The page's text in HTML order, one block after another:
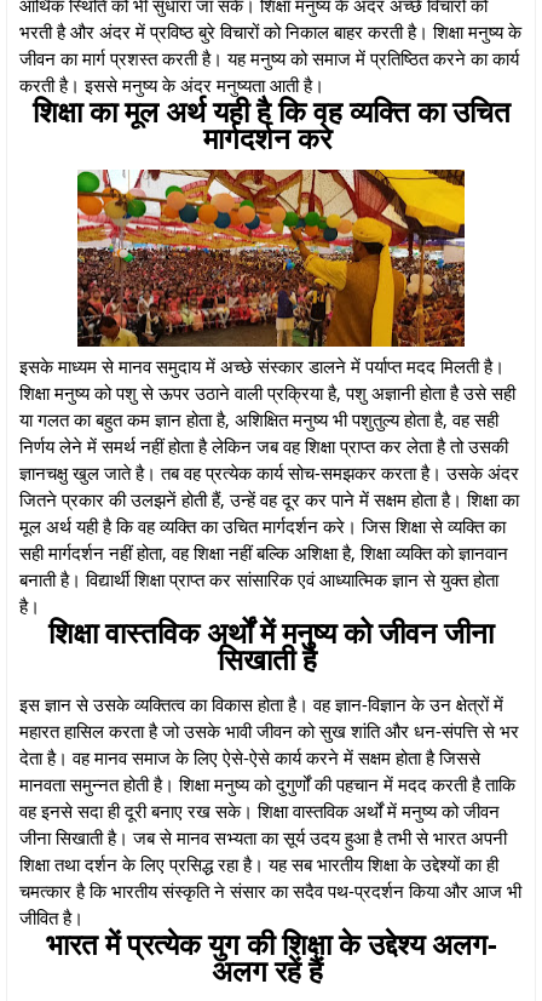
भरती है और अंदर में प्रविष्ठ बुरे विचारों को निकाल बाहर करती है। शिक्षा मनुष्य के
जीवन का मार्ग प्रशस्त करती है। यह मनुष्य को समाज में प्रतिष्ठित करने का कार्य
करती है। इससे मनुष्य के अंदर मनुष्यता आती है।
शिक्षा का मूल अर्थ यही है कि वह व्यक्ति का उचित
मार्गदर्शन करे
इसके माध्यम से मानव समुदाय में अच्छे संस्कार डालने में पर्याप्त मदद मिलती है।
शिक्षा मनुष्य को पशु से ऊपर उठाने वाली प्रक्रिया है, पशु अज्ञानी होता है उसे सही
या गलत का बहुत कम ज्ञान होता है, अशिक्षित मनुष्य भी पशुतुल्य होता है, वह सही
निर्णय लेने में समर्थ नहीं होता है लेकिन जब वह शिक्षा प्राप्त कर लेता है तो उसकी
ज्ञानचक्षु खुल जाते है। तब वह प्रत्येक कार्य सोच-समझकर करता है। उसके अंदर
जितने प्रकार की उलझनें होती हैं, उन्हें वह दूर कर पाने में सक्षम होता है। शिक्षा का
मूल अर्थ यही है कि वह व्यक्ति का उचित मार्गदर्शन करे। जिस शिक्षा से व्यक्ति का
सही मार्गदर्शन नहीं होता, वह शिक्षा नहीं बल्कि अशिक्षा है, शिक्षा व्यक्ति को ज्ञानवान
बनाती है। विद्यार्थी शिक्षा प्राप्त कर सांसारिक एवं आध्यात्मिक ज्ञान से युक्त होता
है।
शिक्षा वास्तविक अर्थों में मनुष्य को जीवन जीना
सिखाती है
इस ज्ञान से उसके व्यक्तित्व का विकास होता है। वह ज्ञान-विज्ञान के उन क्षेत्रों में
महारत हासिल करता है जो उसके भावी जीवन को सुख शांति और धन-संपत्ति से भर
देता है। वह मानव समाज के लिए ऐसे-ऐसे कार्य करने में सक्षम होता है जिससे
मानवता समुन्नत होती है। शिक्षा मनुष्य को दुगुर्णों की पहचान में मदद करती है ताकि
वह इनसे सदा ही दूरी बनाए रख सके। शिक्षा वास्तविक अर्थों में मनुष्य को जीवन
जीना सिखाती है। जब से मानव सभ्यता का सूर्य उदय हुआ है तभी से भारत अपनी
शिक्षा तथा दर्शन के लिए प्रसिद्ध रहा है। यह सब भारतीय शिक्षा के उद्देश्यों का ही
चमत्कार है कि भारतीय संस्कृति ने संसार का सदैव पथ-प्रदर्शन किया और आज भी
जीवित है।
भारत में प्रत्येक युग की शिक्षा के उद्देश्य अलग-
अलग रहें हैं